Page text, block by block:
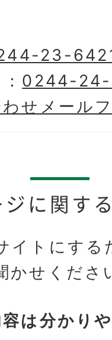
23-
0244-
せメール
ジに関す
イトにする
かせくださ
は分かり